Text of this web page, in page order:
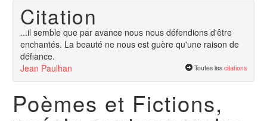
Citation
...il semble que par avance nous nous défendions d'être
enchantés. La beauté ne nous est guère qu'une raison de
défiance.
Jean Paulhan
Toutes les citations
Poèmes et Fictions,